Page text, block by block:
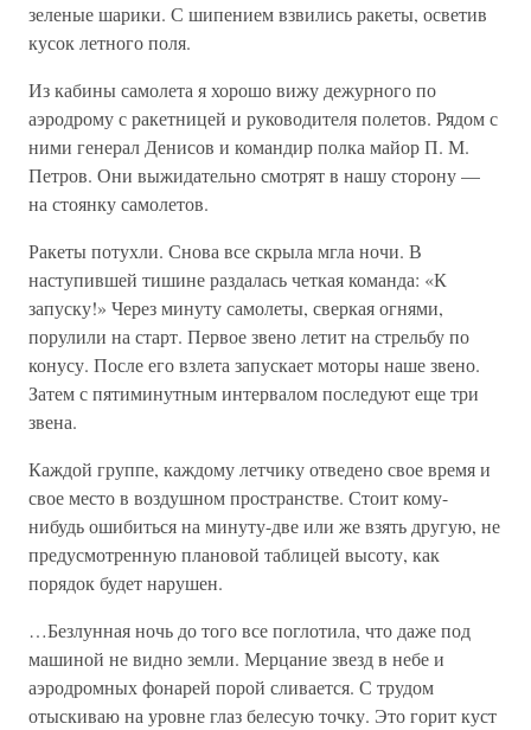
зеленые шарики. С шипением взвились ракеты, осветив
кусок летного поля.
Из кабины самолета я хорошо вижу дежурного по
аэродрому с ракетницей и руководителя полетов. Рядом с
ними генерал Денисов и командир полка майор П. М.
Петров. Они выжидательно смотрят в нашу сторону —
на стоянку самолетов.
Ракеты потухли. Снова все скрыла мгла ночи. В
наступившей тишине раздалась четкая команда: «К
запуску!» Через минуту самолеты, сверкая огнями,
порулили на старт. Первое звено летит на стрельбу по
конусу. После его взлета запускает моторы наше звено.
Затем с пятиминутным интервалом последуют еще три
звена.
Каждой группе, каждому летчику отведено свое время и
свое место в воздушном пространстве. Стоит кому-
нибудь ошибиться на минуту-две или же взять другую, не
предусмотренную плановой таблицей высоту, как
порядок будет нарушен.
…Безлунная ночь до того все поглотила, что даже под
машиной не видно земли. Мерцание звезд в небе и
аэродромных фонарей порой сливается. С трудом
отыскиваю на уровне глаз белесую точку. Это горит куст